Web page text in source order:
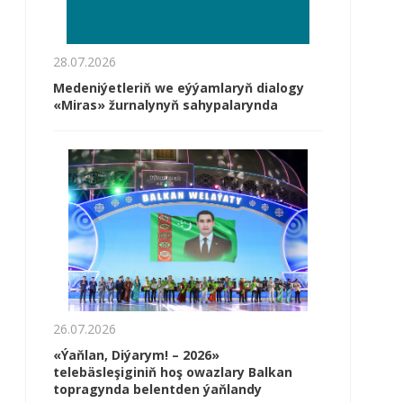
28.07.2026
Medeniýetleriň we eýýamlaryň dialogy
«Miras» žurnalynyň sahypalarynda
26.07.2026
«Ýaňlan, Diýarym! – 2026»
telebäsleşiginiň hoş owazlary Balkan
topragynda belentden ýaňlandy